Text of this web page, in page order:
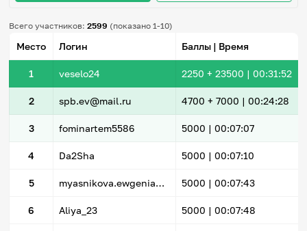
IT-урок
Методика
Секреты кода
English
Регистрация Вход
Всего участников:2599 (показано 1-10)
Место Логин Баллы | Время
1 veselo24 2250 + 23500 | 00:31:52
2 spb.ev@mail.ru 4700 + 7000 | 00:24:28
3 fominartem5586 5000 | 00:07:07
4 Da2Sha 5000 | 00:07:10
5 myasnikova.ewgenia@yandex.ru 5000 | 00:07:43
6 Aliya_23 5000 | 00:07:48